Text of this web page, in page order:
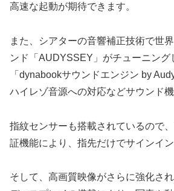
高速な起動が期待できます。
また、シアターの音響補正技術で世
ンド「AUDYSSEY」がチューニング
「dynabookサウンドエンジン by
ハイレゾ音源への対応などサウンド機
指紋センサーも搭載されているので
証機能により、指先だけでサインイン
そして、高画質映像がさらに強化さ